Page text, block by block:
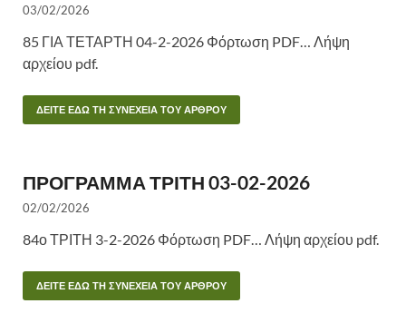
03/02/2026
85 ΓΙΑ ΤΕΤΑΡΤΗ 04-2-2026 Φόρτωση PDF… Λήψη
αρχείου pdf.
ΔΕΙΤΕ ΕΔΩ ΤΗ ΣΥΝΕΧΕΙΑ ΤΟΥ ΑΡΘΡΟΥ
ΠΡΟΓΡΑΜΜΑ ΤΡΙΤΗ 03-02-2026
02/02/2026
84ο ΤΡΙΤΗ 3-2-2026 Φόρτωση PDF… Λήψη αρχείου pdf.
ΔΕΙΤΕ ΕΔΩ ΤΗ ΣΥΝΕΧΕΙΑ ΤΟΥ ΑΡΘΡΟΥ